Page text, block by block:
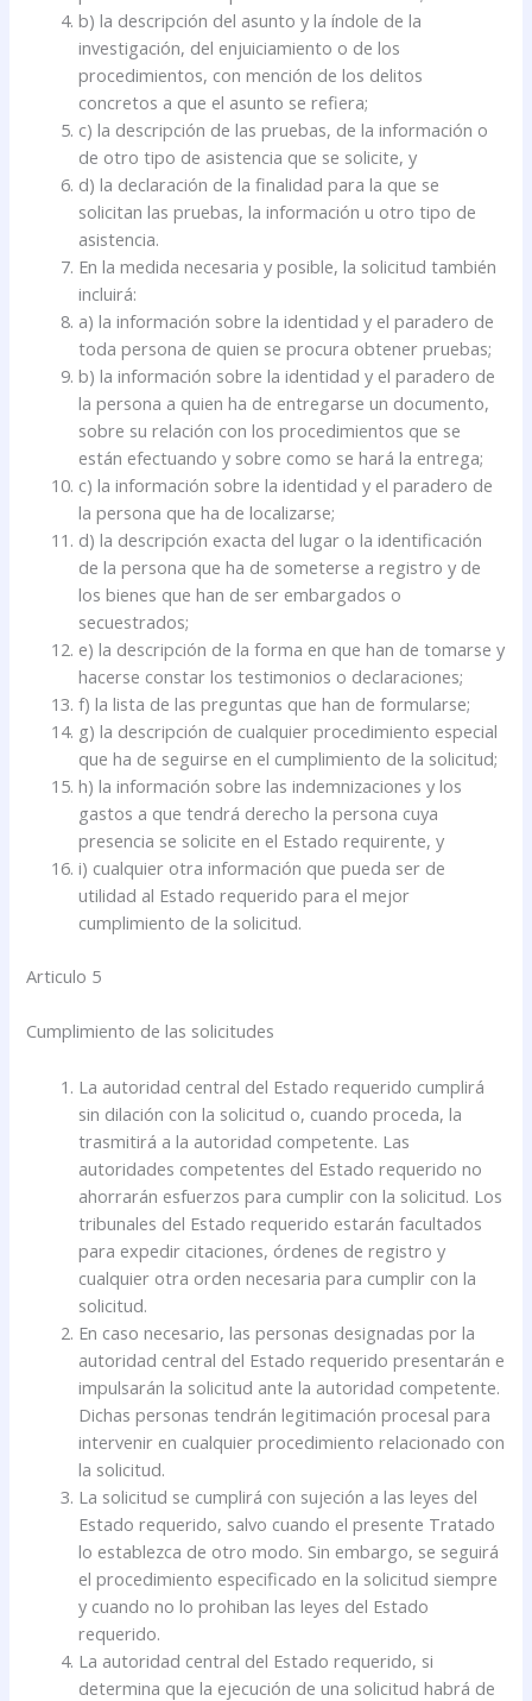
b) la descripción del asunto y la índole de la
investigación, del enjuiciamiento o de los
procedimientos, con mención de los delitos
concretos a que el asunto se refiera;
c) la descripción de las pruebas, de la información o
de otro tipo de asistencia que se solicite, y
d) la declaración de la finalidad para la que se
solicitan las pruebas, la información u otro tipo de
asistencia.
En la medida necesaria y posible, la solicitud también
incluirá:
a) la información sobre la identidad y el paradero de
toda persona de quien se procura obtener pruebas;
b) la información sobre la identidad y el paradero de
la persona a quien ha de entregarse un documento,
sobre su relación con los procedimientos que se
están efectuando y sobre como se hará la entrega;
c) la información sobre la identidad y el paradero de
la persona que ha de localizarse;
d) la descripción exacta del lugar o la identificación
de la persona que ha de someterse a registro y de
los bienes que han de ser embargados o
secuestrados;
e) la descripción de la forma en que han de tomarse y
hacerse constar los testimonios o declaraciones;
f) la lista de las preguntas que han de formularse;
g) la descripción de cualquier procedimiento especial
que ha de seguirse en el cumplimiento de la solicitud;
h) la información sobre las indemnizaciones y los
gastos a que tendrá derecho la persona cuya
presencia se solicite en el Estado requirente, y
i) cualquier otra información que pueda ser de
utilidad al Estado requerido para el mejor
cumplimiento de la solicitud.
Articulo 5
Cumplimiento de las solicitudes
La autoridad central del Estado requerido cumplirá
sin dilación con la solicitud o, cuando proceda, la
trasmitirá a la autoridad competente. Las
autoridades competentes del Estado requerido no
ahorrarán esfuerzos para cumplir con la solicitud. Los
tribunales del Estado requerido estarán facultados
para expedir citaciones, órdenes de registro y
cualquier otra orden necesaria para cumplir con la
solicitud.
En caso necesario, las personas designadas por la
autoridad central del Estado requerido presentarán e
impulsarán la solicitud ante la autoridad competente.
Dichas personas tendrán legitimación procesal para
intervenir en cualquier procedimiento relacionado con
la solicitud.
La solicitud se cumplirá con sujeción a las leyes del
Estado requerido, salvo cuando el presente Tratado
lo establezca de otro modo. Sin embargo, se seguirá
el procedimiento especificado en la solicitud siempre
y cuando no lo prohiban las leyes del Estado
requerido.
La autoridad central del Estado requerido, si
determina que la ejecución de una solicitud habrá de